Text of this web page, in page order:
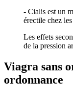
- Cialis est un
érectile chez
Les effets
de la pression
Viagra sans
ordonnance